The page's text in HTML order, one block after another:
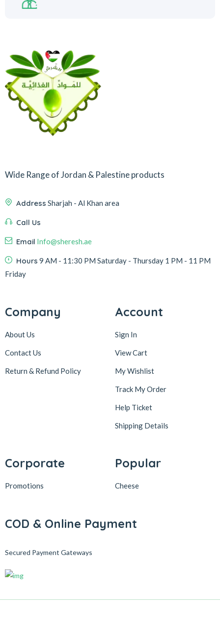
Wide Range of Jordan & Palestine products
Address Sharjah - Al Khan area
Call Us
Email Info@sheresh.ae
Hours 9 AM - 11:30 PM Saturday - Thursday 1 PM - 11 PM
Friday
Company
About Us
Contact Us
Return & Refund Policy
Account
Sign In
View Cart
My Wishlist
Track My Order
Help Ticket
Shipping Details
Corporate
Promotions
Popular
Cheese
COD & Online Payment
Secured Payment Gateways